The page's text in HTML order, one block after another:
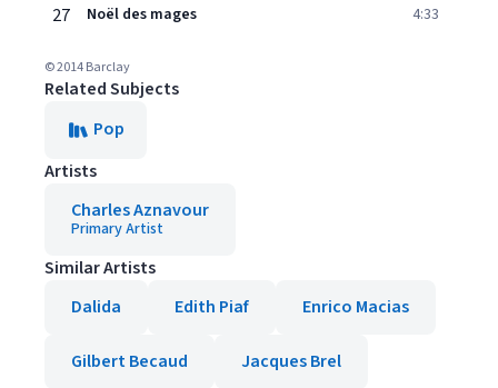
27 Noël des mages 4:33
© 2014 Barclay
Related Subjects
Pop
Artists
Charles Aznavour
Primary Artist
Similar Artists
Dalida
Edith Piaf Enrico Macias
Gilbert Becaud Jacques Brel